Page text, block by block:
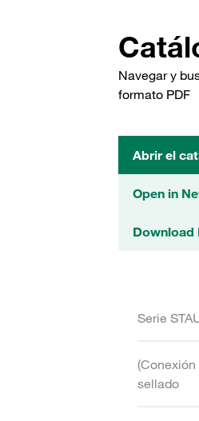
Navegar y
formato PDF
Abrir el
Open in
Download
Serie
sellado